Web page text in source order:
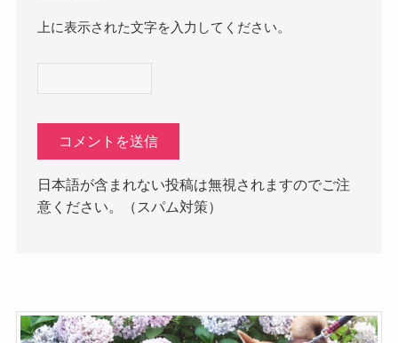
上に表示された文字を入力してください。
日本語が含まれない投稿は無視されますのでご注
意ください。（スパム対策）